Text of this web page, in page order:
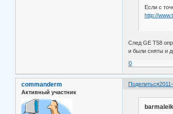
Если с
http://
След GE T58
и были сняты и
0
Поделиться
commanderm
Активный участник